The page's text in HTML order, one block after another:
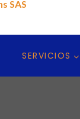
SERVICIOS